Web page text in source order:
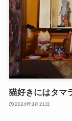
猫好きにはタマ
2024年3月21日